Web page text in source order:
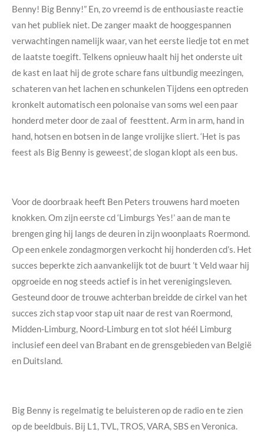
Benny! Big Benny!” En, zo vreemd is de enthousiaste reactie
van het publiek niet. De zanger maakt de hooggespannen
verwachtingen namelijk waar, van het eerste liedje tot en met
de laatste toegift. Telkens opnieuw haalt hij het onderste uit
de kast en laat hij de grote schare fans uitbundig meezingen,
schateren van het lachen en schunkelen Tijdens een optreden
kronkelt automatisch een polonaise van soms wel een paar
honderd meter door de zaal of feesttent. Arm in arm, hand in
hand, hotsen en botsen in de lange vrolijke sliert. ‘Het is pas
feest als Big Benny is geweest’, de slogan klopt als een bus.
Voor de doorbraak heeft Ben Peters trouwens hard moeten
knokken. Om zijn eerste cd ‘Limburgs Yes!’ aan de man te
brengen ging hij langs de deuren in zijn woonplaats Roermond.
Op een enkele zondagmorgen verkocht hij honderden cd’s. Het
succes beperkte zich aanvankelijk tot de buurt ’t Veld waar hij
opgroeide en nog steeds actief is in het verenigingsleven.
Gesteund door de trouwe achterban breidde de cirkel van het
succes zich stap voor stap uit naar de rest van Roermond,
Midden-Limburg, Noord-Limburg en tot slot héél Limburg
inclusief een deel van Brabant en de grensgebieden van België
en Duitsland.
Big Benny is regelmatig te beluisteren op de radio en te zien
op de beeldbuis. Bij L1, TVL, TROS, VARA, SBS en Veronica.